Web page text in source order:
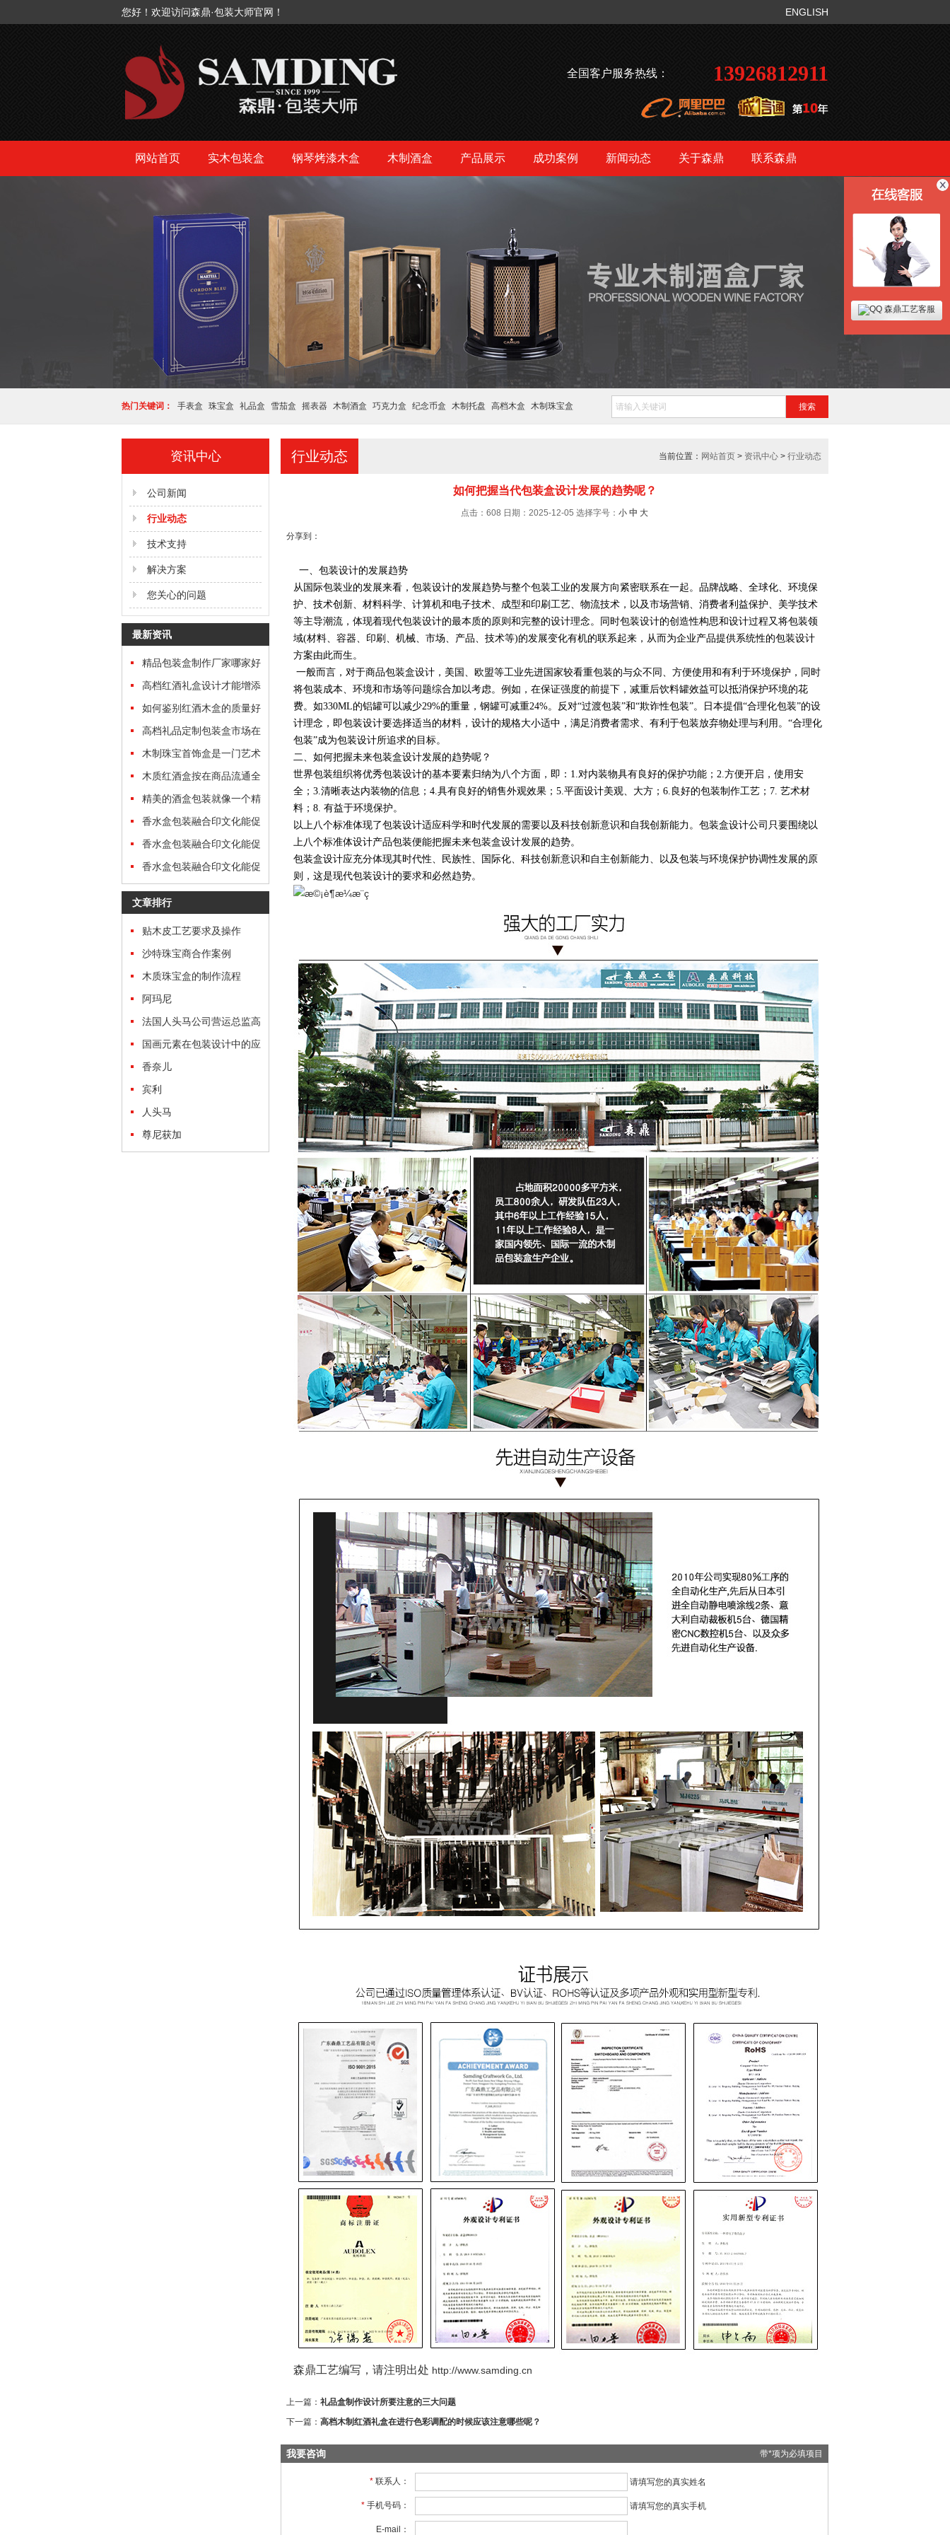
您好！欢迎访问森鼎·包装大师官网！ ENGLISH
全国客户服务热线： 13926812911
网站首页 实木包装盒 钢琴烤漆木盒 木制酒盒 产品展示 成功案例 新闻动态 关于森鼎 联系森鼎
热门关键词： 手表盒 珠宝盒 礼品盒 雪茄盒 摇表器 木制酒盒 巧克力盒 纪念币盒 木制托盘 高档木盒 木制珠宝盒
资讯中心
公司新闻
行业动态
技术支持
解决方案
您关心的问题
最新资讯
精品包装盒制作厂家哪家好
高档红酒礼盒设计才能增添
礼盒的“分量”
如何鉴别红酒木盒的质量好
坏
高档礼品定制包装盒市场在
哪里？
木制珠宝首饰盒是一门艺术
木质红酒盒按在商品流通全
过程中的功效归类
精美的酒盒包装就像一个精
美的艺术品
香水盒包装融合印文化能促
进文化传承
香水盒包装融合印文化能促
进文化传承
香水盒包装融合印文化能促
进文化传承
文章排行
贴木皮工艺要求及操作
沙特珠宝商合作案例
木质珠宝盒的制作流程
阿玛尼
法国人头马公司营运总监高
度赞扬森鼎工艺生产的路易
十三酒盒
国画元素在包装设计中的应
用
香奈儿
宾利
人头马
尊尼获加
行业动态 当前位置： 网站首页 > 资讯中心 > 行业动态
如何把握当代包装盒设计发展的趋势呢？
点击：608 日期：2025-12-05 选择字号： 小 中 大
分享到：
一、包装设计的发展趋势
从国际包装业的发展来看，包装设计的发展趋势与整个包装工业的发展方向紧密联系在一起。品牌战略、全球化、环境保
护、技术创新、材料科学、计算机和电子技术、成型和印刷工艺、物流技术，以及市场营销、消费者利益保护、美学技术
等主导潮流，体现着现代包装设计的最本质的原则和完整的设计理念。同时包装设计的创造性构思和设计过程又将包装领
域(材料、容器、印刷、机械、市场、产品、技术等)的发展变化有机的联系起来，从而为企业产品提供系统性的包装设计
方案由此而生。
一般而言，对于商品包装盒设计，美国、欧盟等工业先进国家较看重包装的与众不同、方便使用和有利于环境保护，同时
将包装成本、环境和市场等问题综合加以考虑。例如，在保证强度的前提下，减重后饮料罐效益可以抵消保护环境的花
费。如330ML的铝罐可以减少29%的重量，钢罐可减重24%。反对“过渡包装”和“欺诈性包装”。日本提倡“合理化包装”的设
计理念，即包装设计要选择适当的材料，设计的规格大小适中，满足消费者需求、有利于包装放弃物处理与利用。“合理化
包装”成为包装设计所追求的目标。
二、如何把握未来包装盒设计发展的趋势呢？
世界包装组织将优秀包装设计的基本要素归纳为八个方面，即：1.对内装物具有良好的保护功能；2.方便开启，使用安
全；3.清晰表达内装物的信息；4.具有良好的销售外观效果；5.平面设计美观、大方；6.良好的包装制作工艺；7. 艺术材
料；8. 有益于环境保护。
以上八个标准体现了包装设计适应科学和时代发展的需要以及科技创新意识和自我创新能力。包装盒设计公司只要围绕以
上八个标准体设计产品包装便能把握未来包装盒设计发展的趋势。
包装盒设计应充分体现其时代性、民族性、国际化、科技创新意识和自主创新能力、以及包装与环境保护协调性发展的原
则，这是现代包装设计的要求和必然趋势。
森鼎工艺编写，请注明出处 http://www.samding.cn
上一篇： 礼品盒制作设计所要注意的三大问题
下一篇： 高档木制红酒礼盒在进行色彩调配的时候应该注意哪些呢？
带*项为必填项目
我要咨询
* 联系人： 请填写您的真实姓名
* 手机号码： 请填写您的真实手机
E-mail：
森鼎工艺客服